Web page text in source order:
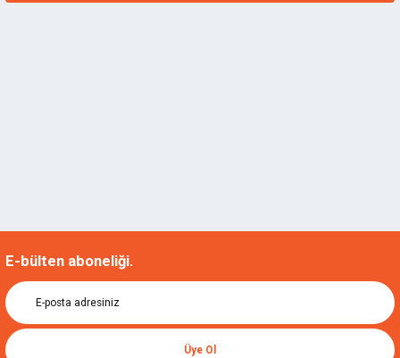
E-bülten aboneliği.
Üye Ol